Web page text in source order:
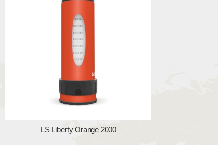
LS Liberty Orange 2000